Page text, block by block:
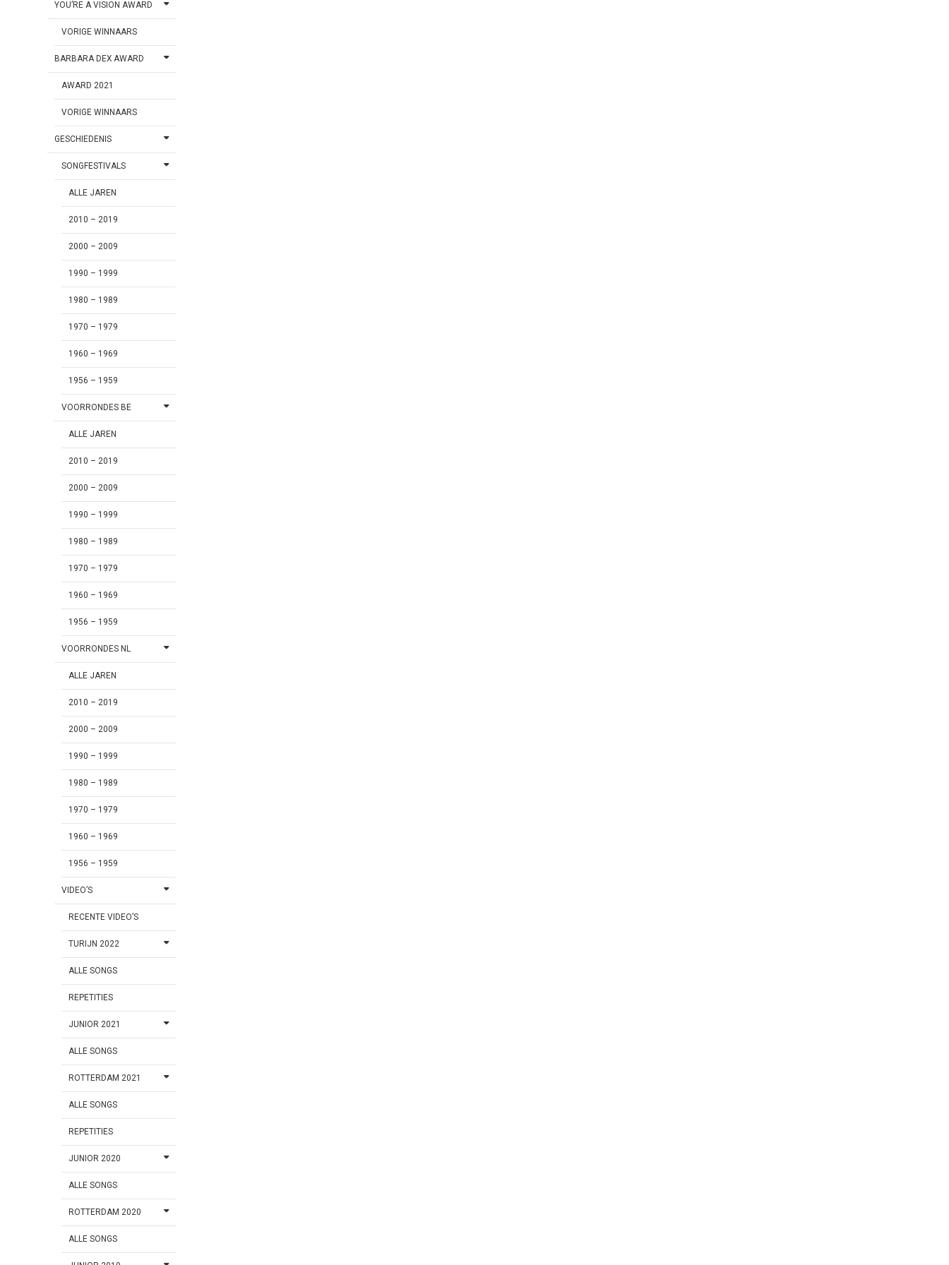
YOU’RE A VISION AWARD
VORIGE WINNAARS
BARBARA DEX AWARD
AWARD 2021
VORIGE WINNAARS
GESCHIEDENIS
SONGFESTIVALS
ALLE JAREN
2010 – 2019
2000 – 2009
1990 – 1999
1980 – 1989
1970 – 1979
1960 – 1969
1956 – 1959
VOORRONDES BE
ALLE JAREN
2010 – 2019
2000 – 2009
1990 – 1999
1980 – 1989
1970 – 1979
1960 – 1969
1956 – 1959
VOORRONDES NL
ALLE JAREN
2010 – 2019
2000 – 2009
1990 – 1999
1980 – 1989
1970 – 1979
1960 – 1969
1956 – 1959
VIDEO’S
RECENTE VIDEO’S
TURIJN 2022
ALLE SONGS
REPETITIES
JUNIOR 2021
ALLE SONGS
ROTTERDAM 2021
ALLE SONGS
REPETITIES
JUNIOR 2020
ALLE SONGS
ROTTERDAM 2020
ALLE SONGS